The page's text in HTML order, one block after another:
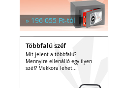
» 196 055 Ft-tól
Többfalú széf
Mit jelent a többfalú?
Mennyire ellenálló egy ilyen
széf? Mekkora lehet...